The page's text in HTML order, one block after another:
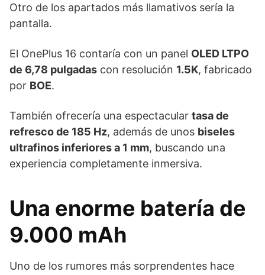
Otro de los apartados más llamativos sería la
pantalla.
El OnePlus 16 contaría con un panel OLED LTPO
de 6,78 pulgadas con resolución 1.5K, fabricado
por BOE.
También ofrecería una espectacular tasa de
refresco de 185 Hz, además de unos biseles
ultrafinos inferiores a 1 mm, buscando una
experiencia completamente inmersiva.
Una enorme batería de
9.000 mAh
Uno de los rumores más sorprendentes hace